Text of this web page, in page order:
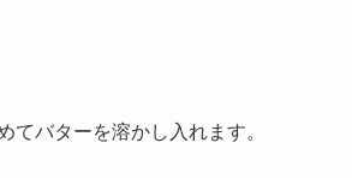
てバターを溶かし入れます。